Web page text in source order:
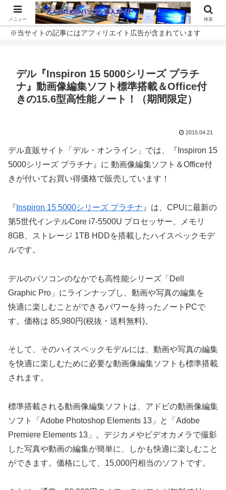
※当サイトの記事にはアフィリエイト広告が含まれています
デル『Inspiron 15 5000シリーズ プラチ
ナ』動画像編集ソフト標準搭載＆Office付
きの15.6型高性能ノート！（期間限定）
2015.04.21
デル直販サイト「デル・オンライン」では、『Inspiron 15
5000シリーズ プラチナ』に 動画像編集ソフト＆Office付
きが付いてお買い得価格で販売しています！
『 Inspiron 15 5000シリーズ プラチナ 』は、CPUに最新の
第5世代インテルCore i7-5500U プロセッサー、メモリ
8GB、ストレージ 1TB HDDを搭載したハイスペックモデ
ルです。
デルのパソコンのなかでも高性能シリーズ「Dell
Graphic Pro」にラインナップし、動画や写真の編集を
快適に楽しむことができるパワーを持ったノートPCで
す。価格は 85,980円(税抜・送料無料)。
そして、そのハイスペックモデルには、動画や写真の編集
を快適に楽しむために必要な動画像編集ソフトも標準搭載
されます。
標準搭載される動画像編集ソフトは、アドビの動画像編集
ソフト「Adobe Photoshop Elements 13」と「Adobe
Premiere Elements 13」。デジカメやビデオカメラで撮影
した写真や動画の編集が簡単に、しかも快適に楽しむこと
ができます。価格にして、15,000円相当のソフトです。
メニュー 検索